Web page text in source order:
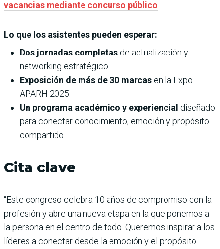
vacancias mediante concurso público
Lo que los asistentes pueden esperar:
Dos jornadas completas de actualización y
networking estratégico.
Exposición de más de 30 marcas en la Expo
APARH 2025.
Un programa académico y experiencial diseñado
para conectar conocimiento, emoción y propósito
compartido.
Cita clave
“Este congreso celebra 10 años de compromiso con la
profesión y abre una nueva etapa en la que ponemos a
la persona en el centro de todo. Queremos inspirar a los
líderes a conectar desde la emoción y el propósito